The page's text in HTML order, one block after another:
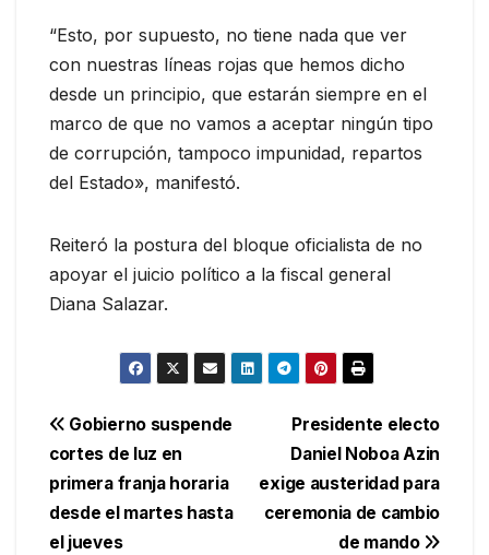
“Esto, por supuesto, no tiene nada que ver
con nuestras líneas rojas que hemos dicho
desde un principio, que estarán siempre en el
marco de que no vamos a aceptar ningún tipo
de corrupción, tampoco impunidad, repartos
del Estado», manifestó.
Reiteró la postura del bloque oficialista de no
apoyar el juicio político a la fiscal general
Diana Salazar.
Navegación
de
entradas
Presidente electo
Daniel Noboa Azin
exige austeridad para
ceremonia de cambio
de mando
Gobierno suspende
cortes de luz en
primera franja horaria
desde el martes hasta
el jueves